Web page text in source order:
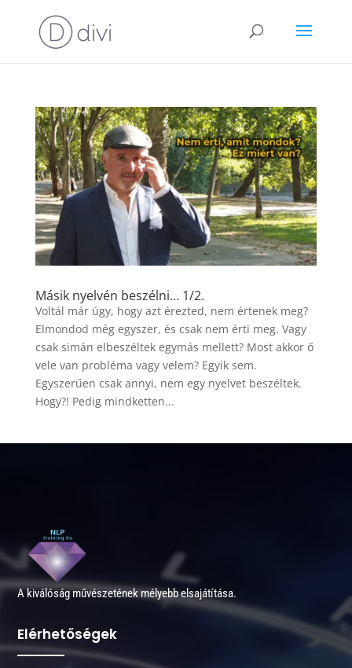
Másik nyelvén beszélni… 1/2.
Voltál már úgy, hogy azt érezted, nem értenek meg?
Elmondod még egyszer, és csak nem érti meg. Vagy
csak simán elbeszéltek egymás mellett? Most akkor ő
vele van probléma vagy velem? Egyik sem.
Egyszerűen csak annyi, nem egy nyelvet beszéltek.
Hogy?! Pedig mindketten...
A kiválóság művészetének mélyebb elsajátítása.
Elérhetőségek